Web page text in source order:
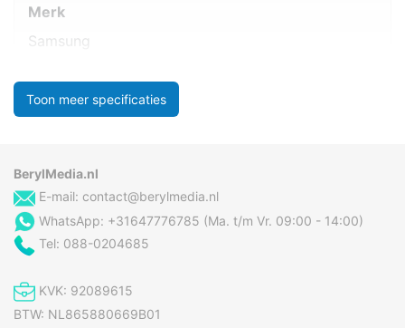
Merk
Samsung
Toon meer specificaties
BerylMedia.nl
E-mail: contact@berylmedia.nl
WhatsApp: +31647776785 (Ma. t/m Vr. 09:00 - 14:00)
Tel: 088-0204685
KVK: 92089615
BTW: NL865880669B01